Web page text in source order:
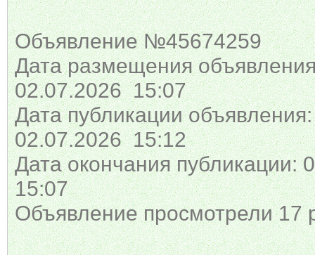
Объявление №45674259
Дата размещения
02.07.2026 15:07
Дата публикации объявления:
02.07.2026 15:12
Дата окончания публикации:
15:07
Объявление просмотрели 17